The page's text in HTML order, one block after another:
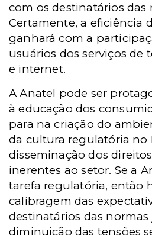
com os destinatários das
Certamente, a eficiência
ganhará com a
usuários dos serviços de
e internet.
A Anatel pode ser
à educação dos
para na criação do
da cultura regulatória no
disseminação dos
inerentes ao setor. Se a
tarefa regulatória, então
calibragem das
destinatários das normas
diminuição das tensões